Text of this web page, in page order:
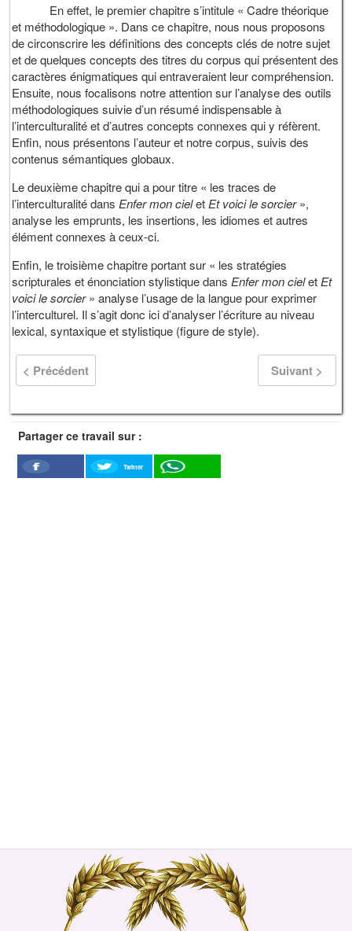
En effet, le premier chapitre s’intitule « Cadre théorique
et méthodologique ». Dans ce chapitre, nous nous proposons
de circonscrire les définitions des concepts clés de notre sujet
et de quelques concepts des titres du corpus qui présentent des
caractères énigmatiques qui entraveraient leur compréhension.
Ensuite, nous focalisons notre attention sur l’analyse des outils
méthodologiques suivie d’un résumé indispensable à
l’interculturalité et d’autres concepts connexes qui y réfèrent.
Enfin, nous présentons l’auteur et notre corpus, suivis des
contenus sémantiques globaux.
Le deuxième chapitre qui a pour titre « les traces de
l’interculturalité dans Enfer mon cielet Et voici le sorcier»,
analyse les emprunts, les insertions, les idiomes et autres
élément connexes à ceux-ci.
Enfin, le troisième chapitre portant sur « les stratégies
scripturales et énonciation stylistique dans Enfer mon cielet Et
voici le sorcier» analyse l’usage de la langue pour exprimer
l’interculturel. Il s’agit donc ici d’analyser l’écriture au niveau
lexical, syntaxique et stylistique (figure de style).
< Précédent Suivant >
Partager ce travail sur :
Facebook
Twitter